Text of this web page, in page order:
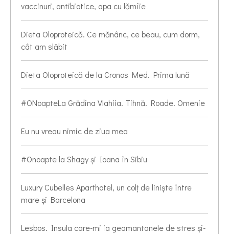
vaccinuri, antibiotice, apa cu lămîie
Dieta Oloproteică. Ce mănânc, ce beau, cum dorm,
cât am slăbit
Dieta Oloproteică de la Cronos Med. Prima lună
#ONoapteLa Grădina Vlahiia. Tihnă. Roade. Omenie
Eu nu vreau nimic de ziua mea
#Onoapte la Shagy și Ioana în Sibiu
Luxury Cubelles Aparthotel, un colț de liniște între
mare și Barcelona
Lesbos. Insula care-mi ia geamantanele de stres și-